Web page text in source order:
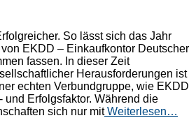
So lässt sich das Jahr
EKDD – Einkaufkontor Deutscher
fassen. In dieser Zeit
Herausforderungen ist
echten Verbundgruppe, wie EKDD
und Erfolgsfaktor. Während die
sich nur mitWeiterlesen…